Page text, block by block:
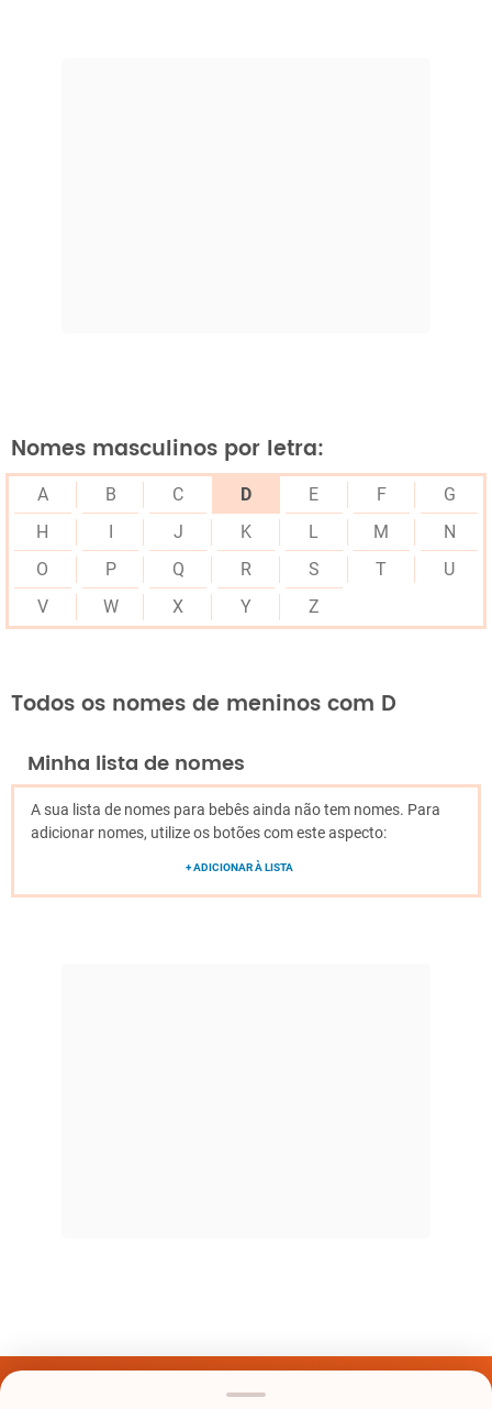
Nomes masculinos por letra:
A B C D E F
G
H
I J K L M
N
O
P Q R S T
U
V
W X Y Z
Todos os nomes de meninos com D
Minha lista de nomes
A sua lista de nomes para bebês ainda não tem nomes. Para
adicionar nomes, utilize os botões com este aspecto:
+ ADICIONAR À LISTA